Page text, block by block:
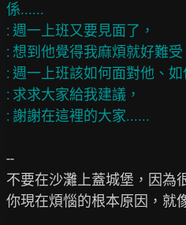
係......
: 週一上班又要見面了，
: 想到他覺得我麻煩就好難受
: 週一上班該如何面對他、
: 求求大家給我建議，
--
不要在沙灘上蓋城堡，因為
你現在煩惱的根本原因，就